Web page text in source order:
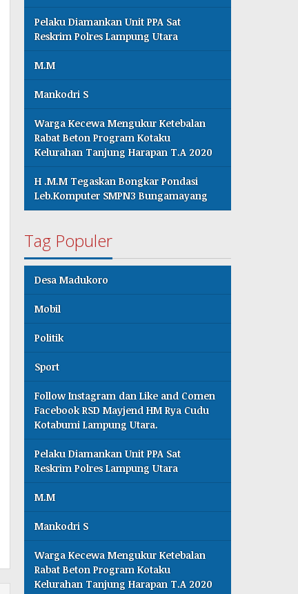
Pelaku Diamankan Unit PPA Sat
Reskrim Polres Lampung Utara
M.M
Mankodri S
Warga Kecewa Mengukur Ketebalan
Rabat Beton Program Kotaku
Kelurahan Tanjung Harapan T.A 2020
H .M.M Tegaskan Bongkar Pondasi
Leb.Komputer SMPN3 Bungamayang
Tag Populer
Desa Madukoro
Mobil
Politik
Sport
Follow Instagram dan Like and Comen
Facebook RSD Mayjend HM Rya Cudu
Kotabumi Lampung Utara.
Pelaku Diamankan Unit PPA Sat
Reskrim Polres Lampung Utara
M.M
Mankodri S
Warga Kecewa Mengukur Ketebalan
Rabat Beton Program Kotaku
Kelurahan Tanjung Harapan T.A 2020